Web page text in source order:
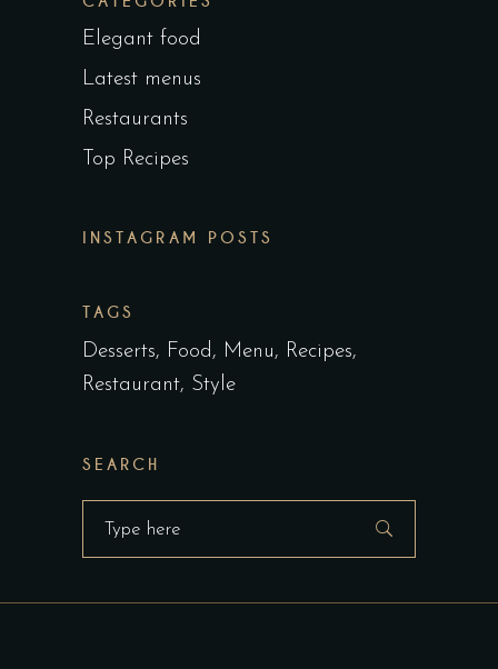
Elegant food
Latest menus
Restaurants
Top Recipes
INSTAGRAM POSTS
TAGS
Desserts Food Menu
Recipes
Restaurant Style
SEARCH
Search